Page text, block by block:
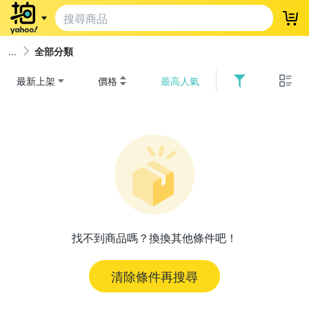
登
全部分類
最新上架 價格 最高人氣
找不到商品嗎？換換其他條件吧！
清除條件再搜尋